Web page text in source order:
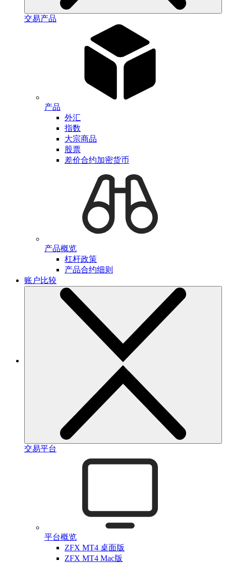
交易产品
产品
外汇
指数
大宗商品
股票
差价合约加密货币
产品概览
杠杆政策
产品合约细则
账户比较
交易平台
平台概览
ZFX MT4 桌面版
ZFX MT4 Mac版